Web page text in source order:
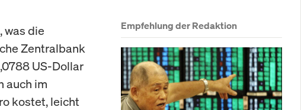
was die
Zentralbank
US-Dollar
auch im
kostet, leicht
Empfehlung der Redaktion